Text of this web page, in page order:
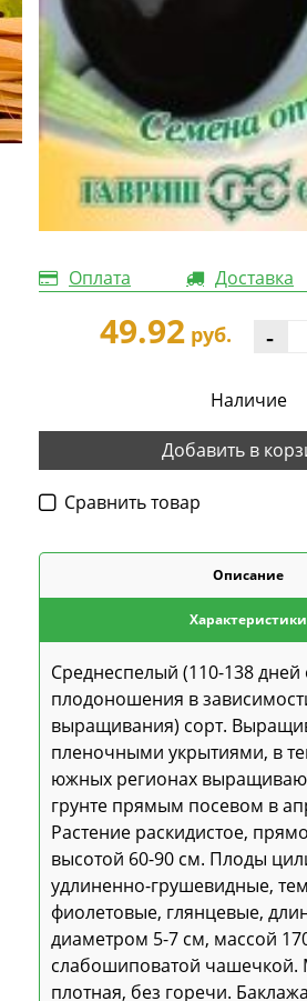
Оплата Доставка
49.92руб. -
Наличие
Добавить в
Cравнить товар
Описание
Характеристики
Среднеспелый (110-138 дней
плодоношения в
выращивания) сорт.
пленочными укрытиями, в
южных регионах
грунте прямым посевом в
Растение раскидистое,
высотой 60-90 см. Плоды
удлиненно-грушевидные,
фиолетовые, глянцевые,
диаметром 5-7 см, массой
слабошиповатой чашечкой.
плотная, без горечи.